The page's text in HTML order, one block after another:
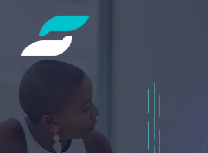
contenu